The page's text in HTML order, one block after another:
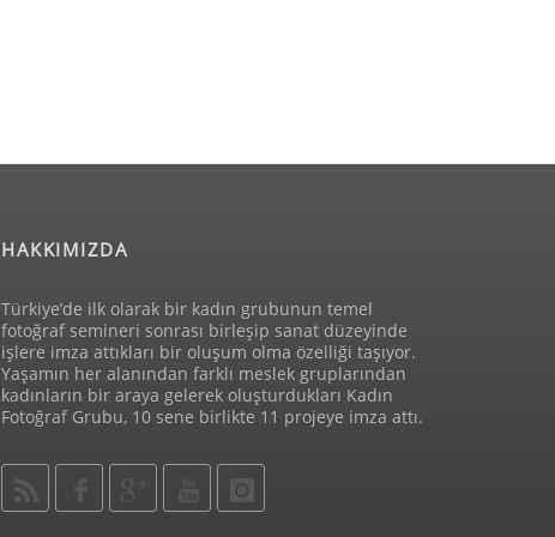
HAKKIMIZDA
Türkiye’de ilk olarak bir kadın grubunun temel
fotoğraf semineri sonrası birleşip sanat düzeyinde
işlere imza attıkları bir oluşum olma özelliği taşıyor.
Yaşamın her alanından farklı meslek gruplarından
kadınların bir araya gelerek oluşturdukları Kadın
Fotoğraf Grubu, 10 sene birlikte 11 projeye imza attı.